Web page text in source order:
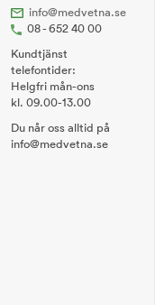
info@medvetna.se
08 - 652 40 00
Kundtjänst
telefontider:
Helgfri mån-ons
kl. 09.00-13.00
Du når oss alltid på
info@medvetna.se